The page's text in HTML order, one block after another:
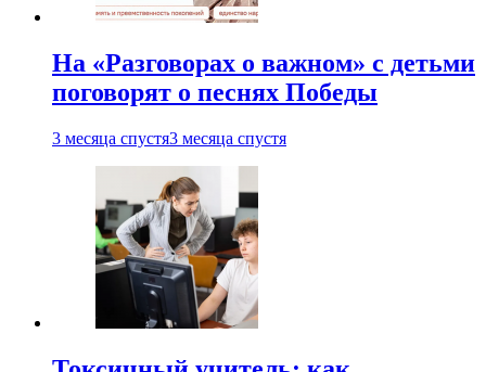
На «Разговорах о важном» с детьми
поговорят о песнях Победы
3 месяца спустя3 месяца спустя